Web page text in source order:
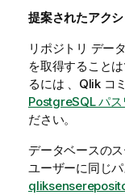
提案されたアク
リポジトリ デー
を取得すること
るには 、 Qlikコ
PostgreSQL パ
ださい。
データベースの
ユーザーに同じパ